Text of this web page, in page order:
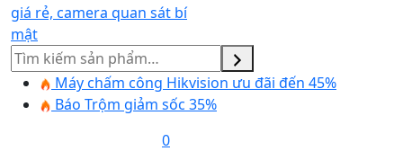
Tìm
kiếm
Máy chấm công Hikvision ưu đãi đến 45%
Báo Trộm giảm sốc 35%
0